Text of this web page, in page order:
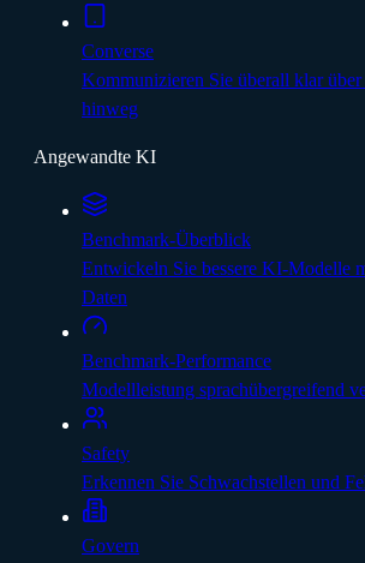
Converse
Kommunizieren Sie überall klar über
hinweg
Angewandte KI
Benchmark-Überblick
Entwickeln Sie bessere KI-Modelle
Daten
Benchmark-Performance
Modellleistung sprachübergreifend
Safety
Erkennen Sie Schwachstellen und
Govern